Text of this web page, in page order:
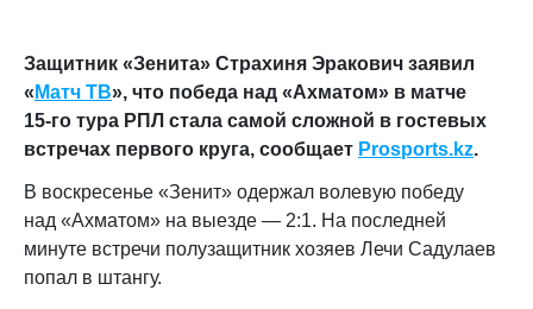
Защитник «Зенита» Страхиня Эракович заявил
« Матч ТВ», что победа над «Ахматом» в матче
15‑го тура РПЛ стала самой сложной в гостевых
встречах первого круга, сообщает Prosports.kz.
В воскресенье «Зенит» одержал волевую победу
над «Ахматом» на выезде — 2:1. На последней
минуте встречи полузащитник хозяев Лечи Садулаев
попал в штангу.